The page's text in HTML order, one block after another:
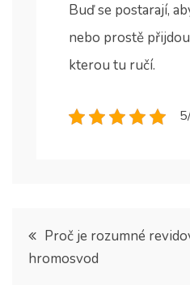
Buď se postarají,
nebo prostě
kterou tu ručí.
Navigace
pro
Proč je rozumné
hromosvod